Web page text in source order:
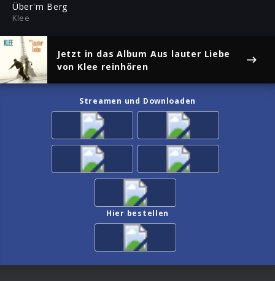
Über'm Berg
Klee
Jetzt in das Album Aus lauter Liebe
von Klee reinhören
Streamen und Downloaden
Hier bestellen